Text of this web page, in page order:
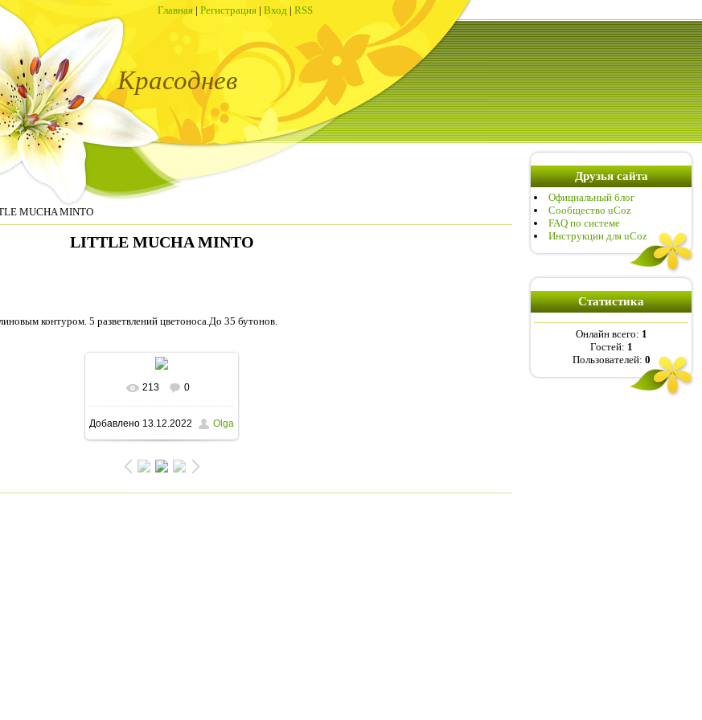
Главная | Регистрация | Вход | RSS
Красоднев
MUCHA MINTO
LITTLE MUCHA MINTO
контуром. 5 разветвлений цветоноса.До 35 бутонов.
В реальном размере
750x1000/ 182.4Kb
213 0
Добавлено 13.12.2022 Olga
Друзья сайта
Официальный блог
Сообщество uCoz
FAQ по системе
Инструкции для uCoz
Статистика
Онлайн всего: 1
Гостей: 1
Пользователей: 0